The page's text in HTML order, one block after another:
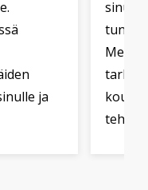
ja
sinua.
Meille